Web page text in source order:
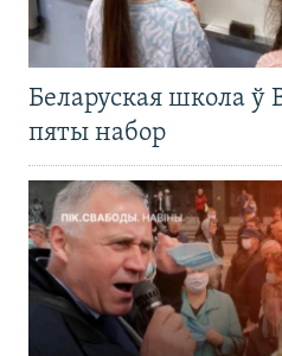
Беларуская школа ў
пяты набор